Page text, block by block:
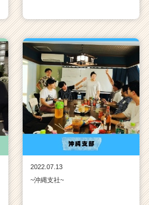
2022.07.13
~沖縄支社~